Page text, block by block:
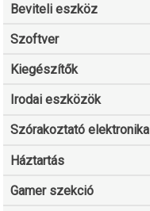
Beviteli eszköz
Szoftver
Kiegészítők
Irodai eszközök
Szórakoztató elektronika
Háztartás
Gamer szekció